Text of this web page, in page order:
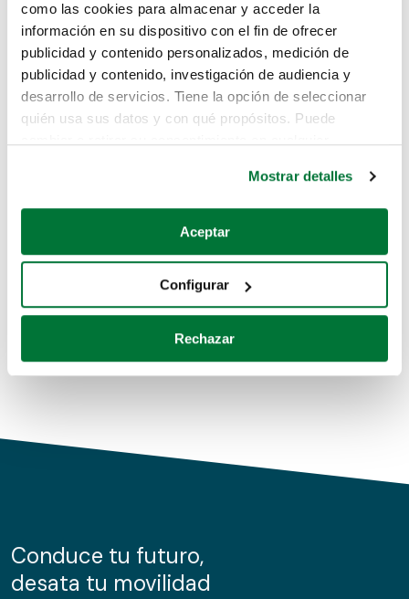
como las cookies para almacenar y acceder la
información en su dispositivo con el fin de ofrecer
publicidad y contenido personalizados, medición de
publicidad y contenido, investigación de audiencia y
desarrollo de servicios. Tiene la opción de seleccionar
quién usa sus datos y con qué propósitos. Puede
Si lo permite, también quisiéramos:
Recopilar información sobre su ubicación geográfica
Identificar su dispositivo analizándolo activamente
para buscar características específicas (huellas
Obtenga más información sobre cómo se procesan sus
de cookies.
información sobre el uso que haga del sitio web con
nuestros partners de redes sociales, publicidad y análisis
Mostrar detalles
Aceptar
Configurar
Rechazar
Lo sentimos, no sabemos como
te hemos traido hasta aquí.
Pero puedes encontrar el coche que estás
buscando en alguno de estos enlaces:
Coches de segunda mano
Coches de km0
Conduce tu futuro,
desata tu movilidad